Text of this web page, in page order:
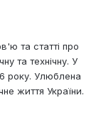
та статті про
та технічну. У
року. Улюблена
життя України.